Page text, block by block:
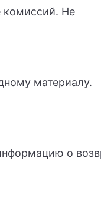
комиссий. Не
материалу.
о